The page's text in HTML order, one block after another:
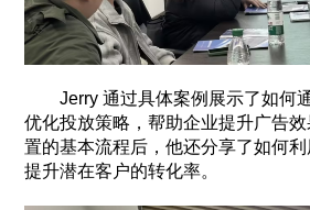
Jerry 通过具体案例展示了如何
优化投放策略，帮助企业提升广告
置的基本流程后，他还分享了如何
提升潜在客户的转化率。